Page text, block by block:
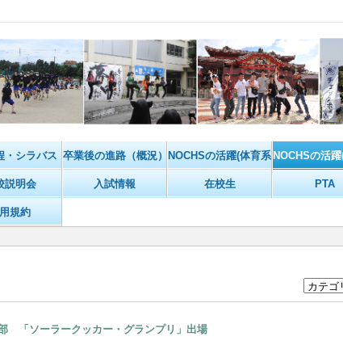
・シラバス 卒業後の進路（概況） NOCHSの活躍(体育系) NOCHSの活
説明会 入試情報 在校生 PTA
規約
「ソーラークッカー・グランプリ」出場